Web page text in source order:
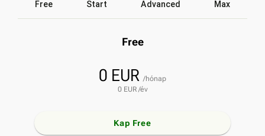
Free Start Advanced Max
Free
0 EUR /hónap
0 EUR /év
Kap Free